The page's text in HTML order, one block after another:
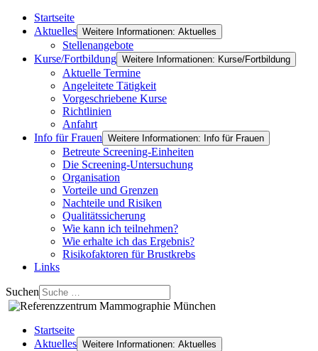
Startseite
Aktuelles Weitere Informationen: Aktuelles
Stellenangebote
Kurse/Fortbildung Weitere Informationen: Kurse/Fortbildung
Aktuelle Termine
Angeleitete Tätigkeit
Vorgeschriebene Kurse
Richtlinien
Anfahrt
Info für Frauen Weitere Informationen: Info für Frauen
Betreute Screening-Einheiten
Die Screening-Untersuchung
Organisation
Vorteile und Grenzen
Nachteile und Risiken
Qualitätssicherung
Wie kann ich teilnehmen?
Wie erhalte ich das Ergebnis?
Risikofaktoren für Brustkrebs
Links
Suchen
Startseite
Aktuelles Weitere Informationen: Aktuelles